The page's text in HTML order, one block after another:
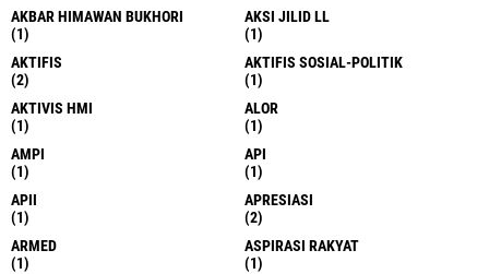
AKBAR HIMAWAN BUKHORI
(1)
AKSI JILID LL
(1)
AKTIFIS
(2)
AKTIFIS SOSIAL-POLITIK
(1)
AKTIVIS HMI
(1)
ALOR
(1)
AMPI
(1)
API
(1)
APII
(1)
APRESIASI
(2)
ARMED
(1)
ASPIRASI RAKYAT
(1)